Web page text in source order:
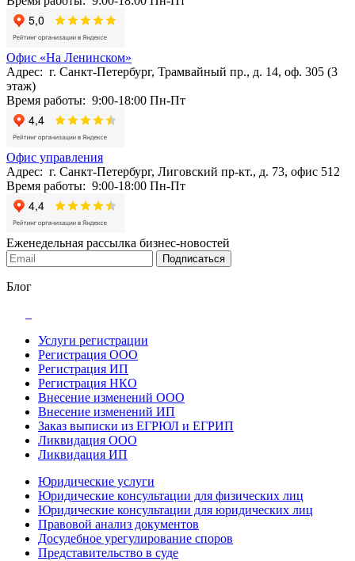
Офис «На Ленинском»
Адрес: г. Санкт-Петербург, Трамвайный пр., д. 14, оф. 305 (3
этаж)
Время работы: 9:00-18:00 Пн-Пт
Офис управления
Адрес: г. Санкт-Петербург, Лиговский пр-кт., д. 73, офис 512
Время работы: 9:00-18:00 Пн-Пт
Еженедельная рассылка бизнес-новостей
Подписаться
Блог
Услуги регистрации
Регистрация ООО
Регистрация ИП
Регистрация НКО
Внесение изменений ООО
Внесение изменений ИП
Заказ выписки из ЕГРЮЛ и ЕГРИП
Ликвидация ООО
Ликвидация ИП
Юридические услуги
Юридические консультации для физических лиц
Юридические консультации для юридических лиц
Правовой анализ документов
Досудебное урегулирование споров
Представительство в суде